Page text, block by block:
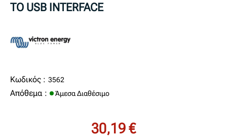
TO USB INTERFACE
Κωδικός : 3562
Απόθεμα : Άμεσα Διαθέσιμο
30,19 €